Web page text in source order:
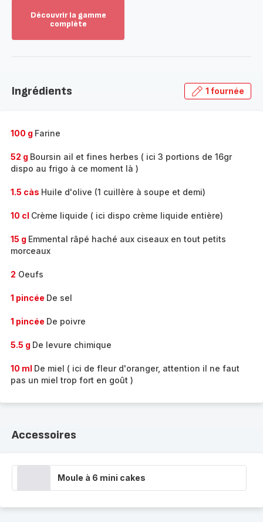
Découvrir la gamme
complète
gamme
Ingrédients 1 fournée
100 g Farine
52 g Boursin ail et fines herbes ( ici 3 portions de 16gr
dispo au frigo à ce moment là )
1.5 càs Huile d'olive (1 cuillère à soupe et demi)
10 cl Crème liquide ( ici dispo crème liquide entière)
15 g Emmental râpé haché aux ciseaux en tout petits
morceaux
2 Oeufs
1 pincée De sel
1 pincée De poivre
5.5 g De levure chimique
10 ml De miel ( ici de fleur d'oranger, attention il ne faut
pas un miel trop fort en goût )
Accessoires
Moule à 6 mini cakes